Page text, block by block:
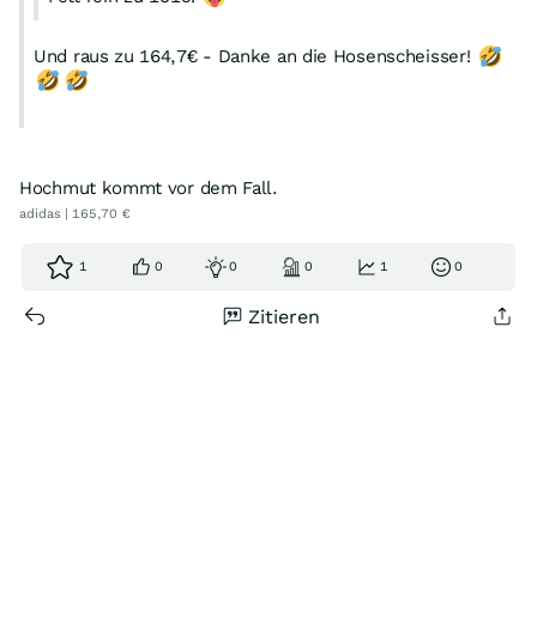
Und raus zu 164,7€ - Danke an die Hosenscheisser!
Hochmut kommt vor dem Fall.
adidas | 165,70 €
1 0 0 0 1 0
Zitieren